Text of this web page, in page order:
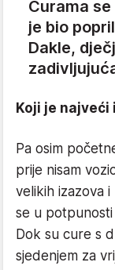
Curama
je bio
Dakle,
Koji je
Pa osim
prije nisam
velikih izazova
se u potpunosti
Dok su cure s
sjedenjem za